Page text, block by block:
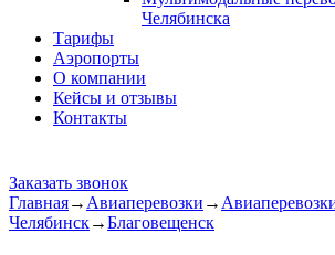
Челябинска
Тарифы
Аэропорты
О компании
Кейсы и отзывы
Контакты
Заказать звонок
Главная→ Авиаперевозки →
Челябинск→Благовещенск